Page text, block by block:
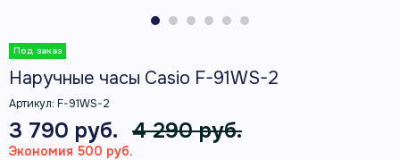
Наручные часы Casio F-91WS-2
Артикул: F-91WS-2
3 790 руб. 4 290 руб.
Экономия 500 руб.